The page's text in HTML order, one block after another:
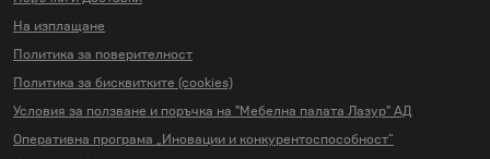
На изплащане
Политика за поверителност
Политика за бисквитките (cookies)
Условия за ползване и поръчка на "Мебелна палата Лазур" АД
Оперативна програма „Иновации и конкурентоспособност“